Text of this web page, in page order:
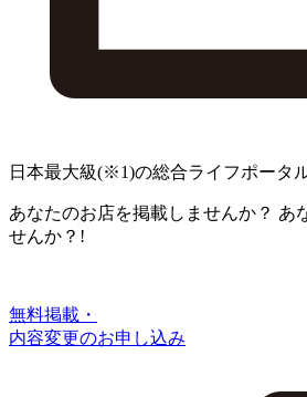
日本最大級(※1)の総合ライフポータ
あなたのお店を掲載しませんか？ あ
せんか？!
無料掲載・
内容変更のお申し込み